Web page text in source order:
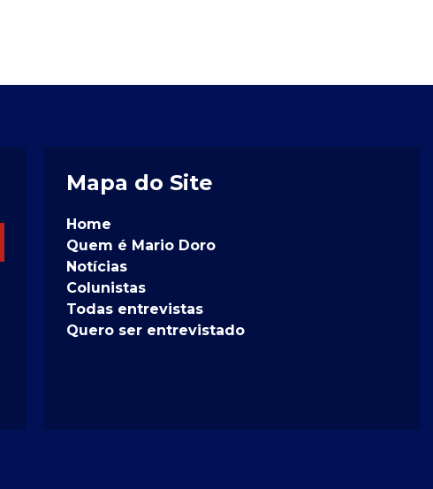
Mapa do Site
Home
Quem é Mario Doro
Notícias
Colunistas
Todas entrevistas
Quero ser entrevistado